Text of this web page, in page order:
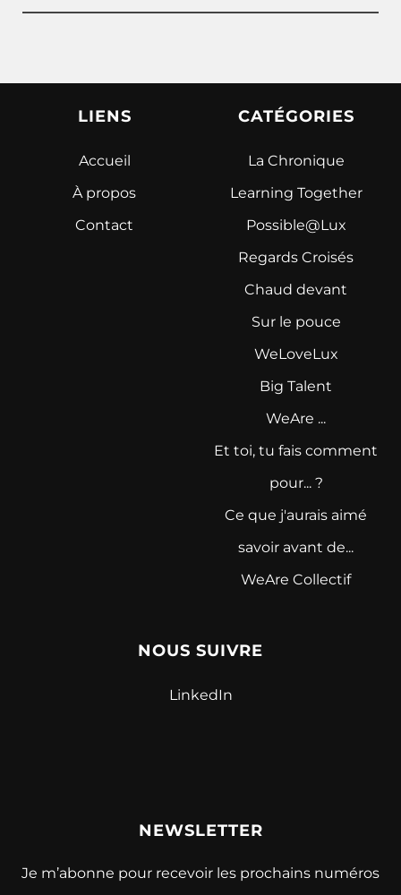
LIENS
Accueil
À propos
Contact
CATÉGORIES
La Chronique
Learning Together
Possible@Lux
Regards Croisés
Chaud devant
Sur le pouce
WeLoveLux
Big Talent
WeAre ...
Et toi, tu fais comment
pour... ?
Ce que j'aurais aimé
savoir avant de...
WeAre Collectif
NOUS SUIVRE
LinkedIn
NEWSLETTER
Je m’abonne pour recevoir les prochains numéros